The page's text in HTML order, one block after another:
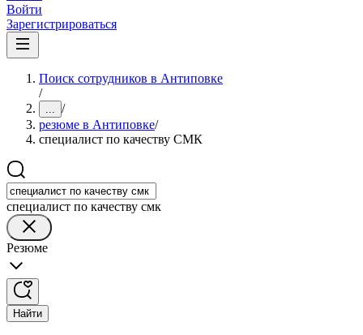
Войти
Зарегистрироваться
Поиск сотрудников в Антиповке
/
... /
резюме в Антиповке/
специалист по качеству СМК
специалист по качеству смк
Резюме
Найти